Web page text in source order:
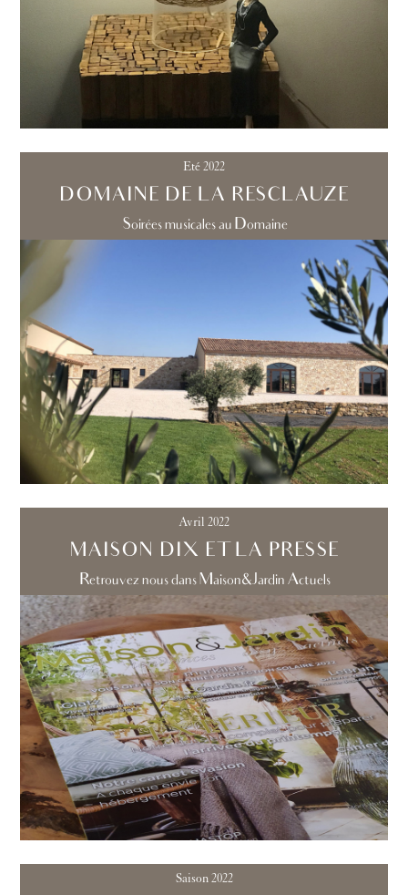
Eté 2022
DOMAINE DE LA RESCLAUZE
Soirées musicales au Domaine
Avril 2022
MAISON DIX ET LA PRESSE
Retrouvez nous dans Maison&Jardin Actuels
Saison 2022